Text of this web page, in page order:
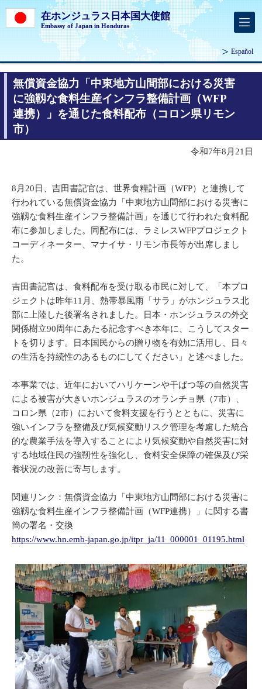
在ホンジュラス日本国大使館
Embassy of Japan in Honduras
Español
無償資金協力「中東地方山間部における災害
に強靱な食料生産インフラ整備計画（WFP
連携）」を通じた食料配布（コロン県リモン
市）
令和7年8月21日
8月20日、吉田書記官は、世界食糧計画（WFP）と連携して
行われている無償資金協力「中東地方山間部における災害に
強靱な食料生産インフラ整備計画」を通じて行われた食料配
布に参加しました。同配布には、ラミレスWFPプロジェクト
コーディネーター、マナイサ・リモン市長等が出席しまし
た。
吉田書記官は、食料配布を受け取る市民に対して、「本プロ
ジェクトは昨年11月、熱帯暴風雨「サラ」がホンジュラス北
部に上陸した後署名されました。日本・ホンジュラスの外交
関係樹立90周年にあたる記念すべき本年に、こうしてスター
トを切ります。日本国民からの贈り物を有効に活用し、日々
の生活を持続性のあるものにしてください」と述べました。
本事業では、近年においてハリケーンや干ばつ等の自然災害
による被害が大きいホンジュラスのオランチョ県（7市）、
コロン県（2市）において食料支援を行うとともに、災害に
強いインフラを整備及び気候変動リスク管理を考慮した統合
的な農業手法を導入することにより気候変動や自然災害に対
する地域住民の強靭性を強化し、食料安全保障の確保及び栄
養状況の改善に寄与します。
関連リンク：無償資金協力「中東地方山間部における災害に
強靱な食料生産インフラ整備計画（WFP連携）」に関する書
簡の署名・交換
https://www.hn.emb-japan.go.jp/itpr_ja/11_000001_01195.html